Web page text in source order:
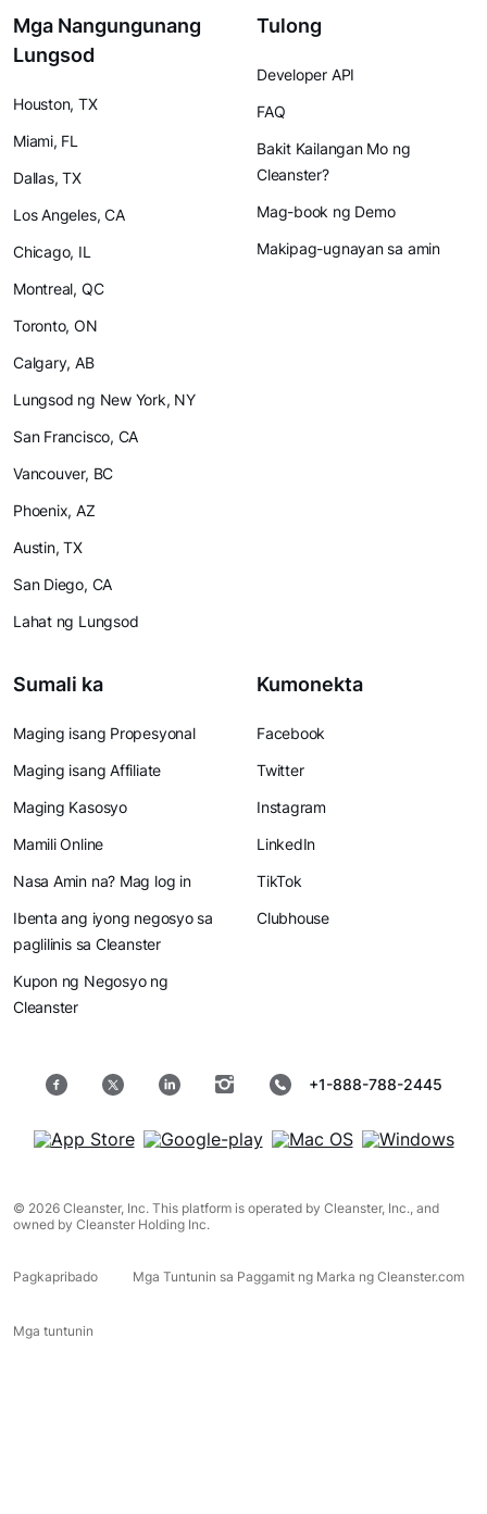
Mga Nangungunang
Lungsod
Houston, TX
Miami, FL
Dallas, TX
Los Angeles, CA
Chicago, IL
Montreal, QC
Toronto, ON
Calgary, AB
Lungsod ng New York, NY
San Francisco, CA
Vancouver, BC
Phoenix, AZ
Austin, TX
San Diego, CA
Lahat ng Lungsod
Tulong
Developer API
FAQ
Bakit Kailangan Mo ng
Cleanster?
Mag-book ng Demo
Makipag-ugnayan sa amin
Sumali ka
Maging isang Propesyonal
Maging isang Affiliate
Maging Kasosyo
Mamili Online
Nasa Amin na? Mag log in
Ibenta ang iyong negosyo sa
paglilinis sa Cleanster
Kupon ng Negosyo ng
Cleanster
Kumonekta
Facebook
Twitter
Instagram
LinkedIn
TikTok
Clubhouse
+1-888-788-2445
© 2026 Cleanster, Inc. This platform is operated by Cleanster, Inc., and
owned by Cleanster Holding Inc.
Pagkapribado Mga Tuntunin sa Paggamit ng Marka ng Cleanster.com
Mga tuntunin